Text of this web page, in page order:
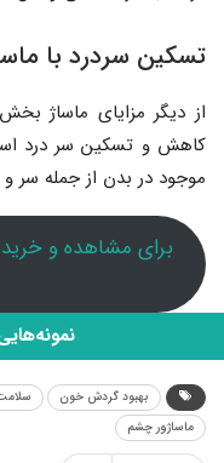
تسکین سردرد با
از دیگر مزایای ماساژ
کاهش و تسکین سر درد
موجود در بدن از جمله سر
برای مشاهده و
بهبود گردش خون
ماساژور چشم